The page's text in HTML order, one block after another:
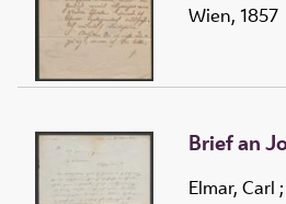
Wien, 1857
Brief an
Elmar, Carl ;